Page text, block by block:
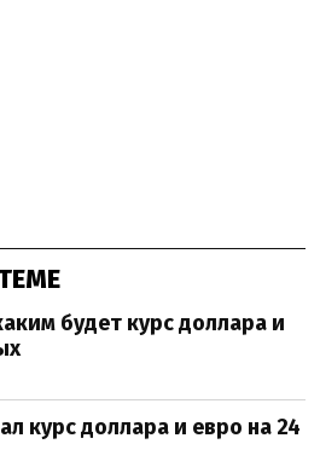
будет курс доллара и
курс доллара и евро на 24